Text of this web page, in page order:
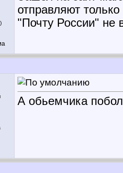
отправляют
"Почту России" не
А обьемчика